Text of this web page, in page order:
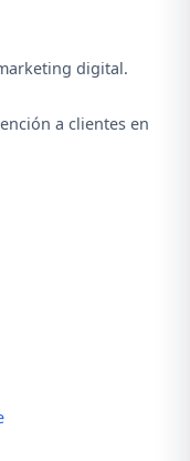
digital.
a clientes en